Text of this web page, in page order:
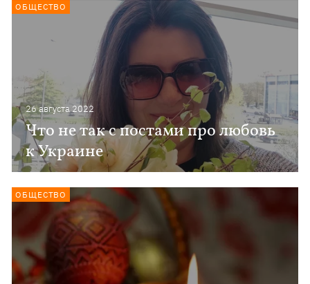
26 августа 2022
Что не так с постами про любовь
к Украине
ОБЩЕСТВО
ОБЩЕСТВО